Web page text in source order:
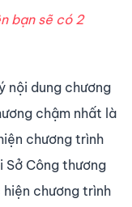
bạn sẽ có 2
nội dung chương
chậm nhất là
chương trình
Sở Công thương
chương trình